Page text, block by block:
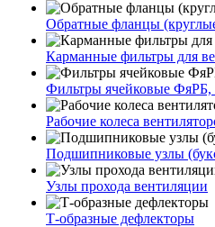
Обратные фланцы
Карманные фильтры для
Фильтры ячейковые
Рабочие колеса
Подшипниковые узлы
Узлы прохода вентиляции
Т-образные дефлекторы